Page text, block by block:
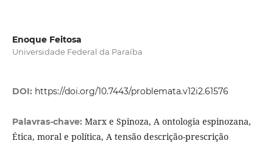
Enoque Feitosa
Universidade Federal da Paraíba
DOI: https://doi.org/10.7443/problemata.v12i2.61576
Palavras-chave: Marx e Spinoza, A ontologia espinozana,
Ética, moral e política, A tensão descrição-prescrição